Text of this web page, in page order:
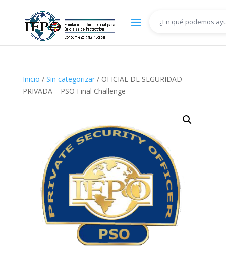
Inicio / Sin categorizar/ OFICIAL DE SEGURIDAD
PRIVADA – PSO Final Challenge